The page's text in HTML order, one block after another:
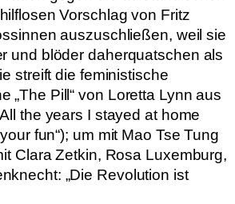
Vorschlag von Fritz
auszuschließen, weil sie
und blöder daherquatschen als
streift die feministische
„The Pill“ von Loretta Lynn aus
the years I stayed at home
fun“); um mit Mao Tse Tung
Clara Zetkin, Rosa Luxemburg,
„Die Revolution ist